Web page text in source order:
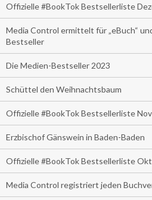
Offizielle #BookTok Bestsellerliste
Media Control ermittelt für „eBuch“
Bestseller
Die Medien-Bestseller 2023
Schüttel den Weihnachtsbaum
Offizielle #BookTok Bestsellerliste
Erzbischof Gänswein in Baden-Baden
Offizielle #BookTok Bestsellerliste
Media Control registriert jeden